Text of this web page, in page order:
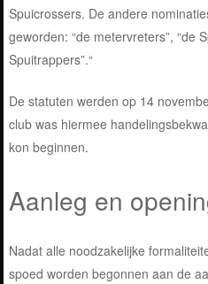
Spuicrossers. De andere
geworden: “de metervreters”, “de
Spuitrappers”.“
De statuten werden op 14
club was hiermee
kon beginnen.
Aanleg en
Nadat alle noodzakelijke
spoed worden begonnen aan de